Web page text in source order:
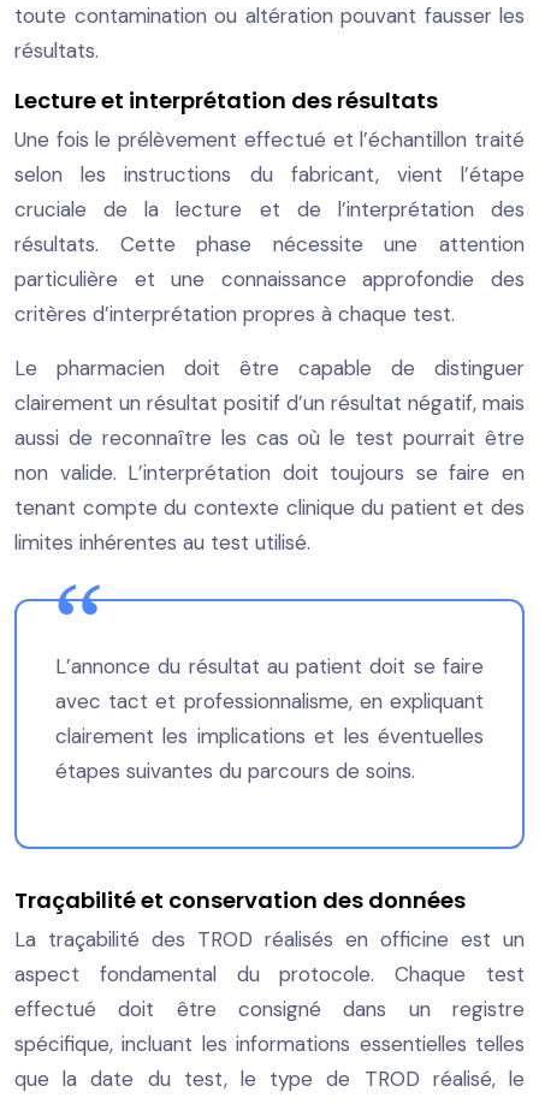
toute contamination ou altération pouvant fausser les
résultats.
Lecture et interprétation des résultats
Une fois le prélèvement effectué et l’échantillon traité
selon les instructions du fabricant, vient l’étape
cruciale de la lecture et de l’interprétation des
résultats. Cette phase nécessite une attention
particulière et une connaissance approfondie des
critères d’interprétation propres à chaque test.
Le pharmacien doit être capable de distinguer
clairement un résultat positif d’un résultat négatif, mais
aussi de reconnaître les cas où le test pourrait être
non valide. L’interprétation doit toujours se faire en
tenant compte du contexte clinique du patient et des
limites inhérentes au test utilisé.
L’annonce du résultat au patient doit se faire
avec tact et professionnalisme, en expliquant
clairement les implications et les éventuelles
étapes suivantes du parcours de soins.
Traçabilité et conservation des données
La traçabilité des TROD réalisés en officine est un
aspect fondamental du protocole. Chaque test
effectué doit être consigné dans un registre
spécifique, incluant les informations essentielles telles
que la date du test, le type de TROD réalisé, le